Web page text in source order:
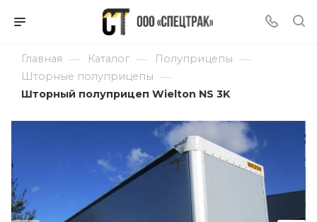
Главная — Каталог — Полуприцепы —
Шторные полуприцепы —
Шторный полуприцеп Wielton NS 3K